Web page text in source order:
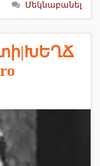
Մեկնաբանել